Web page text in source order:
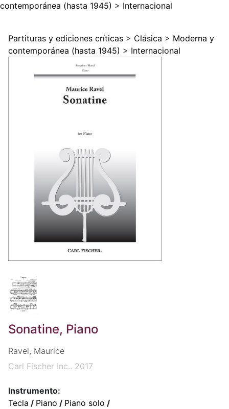
contemporánea (hasta 1945) > Internacional
Partituras y ediciones críticas > Clásica > Moderna y
contemporánea (hasta 1945) > Internacional
Sonatine, Piano
Ravel, Maurice
Carl Fischer Inc.. 2017
Instrumento:
Tecla / Piano / Piano solo /